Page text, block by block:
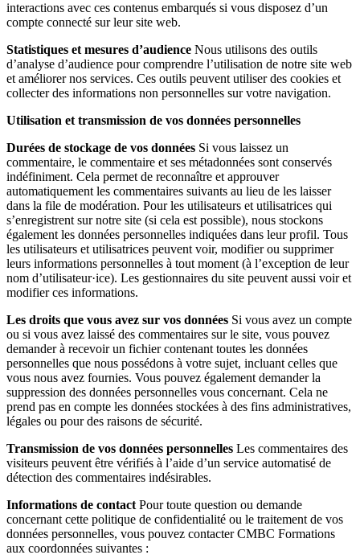
interactions avec ces contenus embarqués si vous disposez d’un
compte connecté sur leur site web.
Statistiques et mesures d’audience Nous utilisons des outils
d’analyse d’audience pour comprendre l’utilisation de notre site web
et améliorer nos services. Ces outils peuvent utiliser des cookies et
collecter des informations non personnelles sur votre navigation.
Utilisation et transmission de vos données personnelles
Durées de stockage de vos données Si vous laissez un
commentaire, le commentaire et ses métadonnées sont conservés
indéfiniment. Cela permet de reconnaître et approuver
automatiquement les commentaires suivants au lieu de les laisser
dans la file de modération. Pour les utilisateurs et utilisatrices qui
s’enregistrent sur notre site (si cela est possible), nous stockons
également les données personnelles indiquées dans leur profil. Tous
les utilisateurs et utilisatrices peuvent voir, modifier ou supprimer
leurs informations personnelles à tout moment (à l’exception de leur
nom d’utilisateur·ice). Les gestionnaires du site peuvent aussi voir et
modifier ces informations.
Les droits que vous avez sur vos données Si vous avez un compte
ou si vous avez laissé des commentaires sur le site, vous pouvez
demander à recevoir un fichier contenant toutes les données
personnelles que nous possédons à votre sujet, incluant celles que
vous nous avez fournies. Vous pouvez également demander la
suppression des données personnelles vous concernant. Cela ne
prend pas en compte les données stockées à des fins administratives,
légales ou pour des raisons de sécurité.
Transmission de vos données personnelles Les commentaires des
visiteurs peuvent être vérifiés à l’aide d’un service automatisé de
détection des commentaires indésirables.
Informations de contactPour toute question ou demande
concernant cette politique de confidentialité ou le traitement de vos
données personnelles, vous pouvez contacter CMBC Formations
aux coordonnées suivantes :